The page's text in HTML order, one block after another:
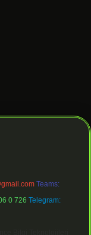
Teams:
0 726 Telegram: